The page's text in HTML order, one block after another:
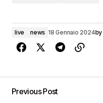
live news 18 Gennaio 2024by
Previous Post